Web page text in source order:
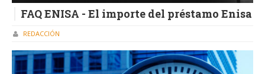
FAQ ENISA - El importe del préstamo Enisa
REDACCIÓN